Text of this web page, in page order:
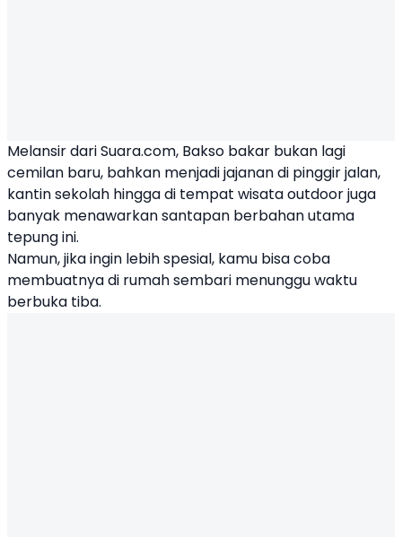
Melansir dari Suara.com, Bakso bakar bukan lagi
cemilan baru, bahkan menjadi jajanan di pinggir jalan,
kantin sekolah hingga di tempat wisata outdoor juga
banyak menawarkan santapan berbahan utama
tepung ini.
Namun, jika ingin lebih spesial, kamu bisa coba
membuatnya di rumah sembari menunggu waktu
berbuka tiba.